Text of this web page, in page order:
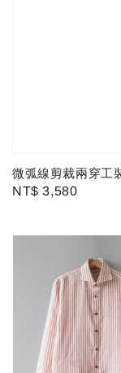
微弧線剪裁兩穿工
Regular
NT$ 3,580